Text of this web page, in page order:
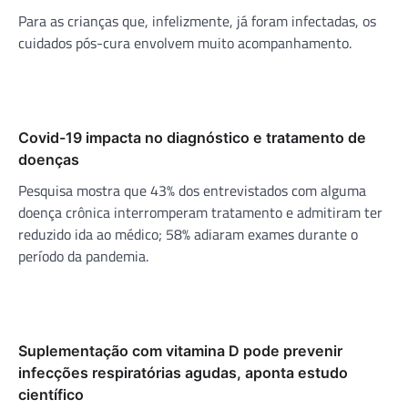
Para as crianças que, infelizmente, já foram infectadas, os
cuidados pós-cura envolvem muito acompanhamento.
Covid-19 impacta no diagnóstico e tratamento de
doenças
Pesquisa mostra que 43% dos entrevistados com alguma
doença crônica interromperam tratamento e admitiram ter
reduzido ida ao médico; 58% adiaram exames durante o
período da pandemia.
Suplementação com vitamina D pode prevenir
infecções respiratórias agudas, aponta estudo
científico